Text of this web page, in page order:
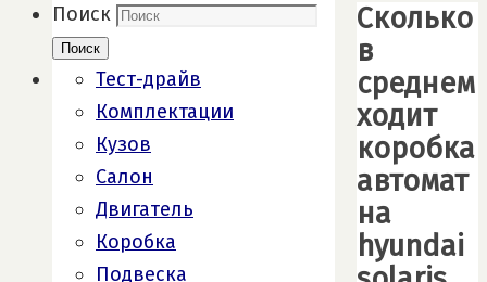
Сколько
в
среднем
ходит
коробка
автомат
на
hyundai
Поиск
Поиск
Тест-драйв
Комплектации
Кузов
Салон
Двигатель
Коробка
Подвеска